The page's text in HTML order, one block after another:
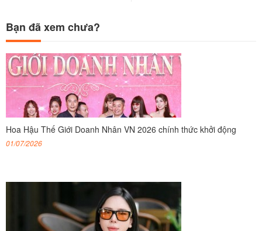
Bạn đã xem chưa?
Hoa Hậu Thế Giới Doanh Nhân VN 2026 chính thức khởi động
01/07/2026